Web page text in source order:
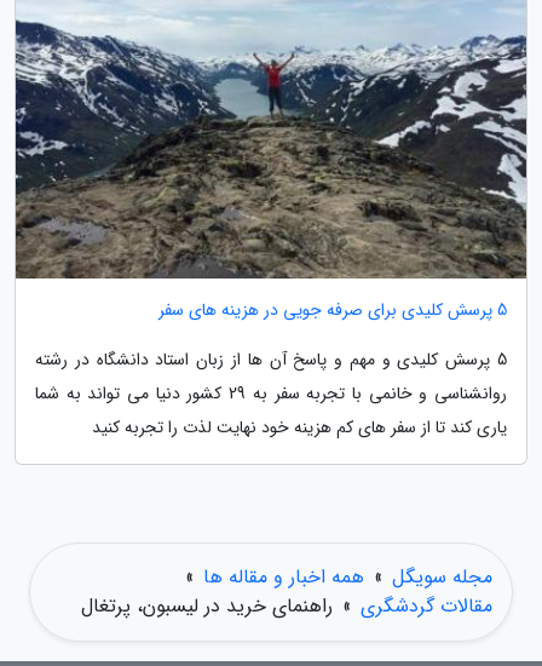
5 پرسش کلیدی برای صرفه جویی در هزینه های سفر
5 پرسش کلیدی و مهم و پاسخ آن ها از زبان استاد دانشگاه در رشته
روانشناسی و خانمی با تجربه سفر به 29 کشور دنیا می تواند به شما
یاری کند تا از سفر های کم هزینه خود نهایت لذت را تجربه کنید
مجله سویگل » همه اخبار و مقاله ها »
مقالات گردشگری » راهنمای خرید در لیسبون، پرتغال